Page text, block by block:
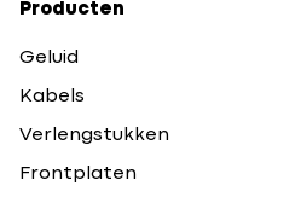
Producten
Geluid
Kabels
Verlengstukken
Frontplaten